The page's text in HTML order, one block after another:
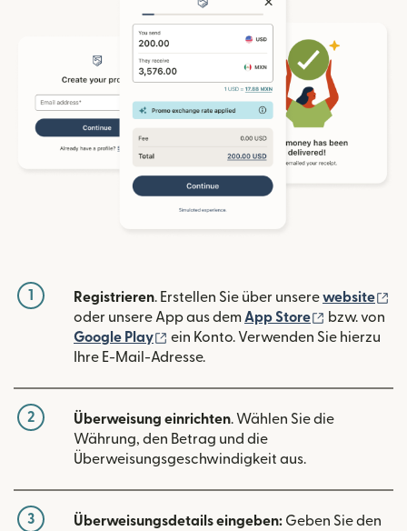
1 Registrieren. Erstellen Sie über unserewebsite
oder unsere App aus dem App Store (wird in
bzw. von
Google Play
(wird in einem neuen Fenster
ein Konto. Verwenden Sie hierzu
Ihre E-Mail-Adresse.
2 Überweisung einrichten. Wählen Sie die
Währung, den Betrag und die
Überweisungsgeschwindigkeit aus.
3 Überweisungsdetails eingeben: Geben Sie den